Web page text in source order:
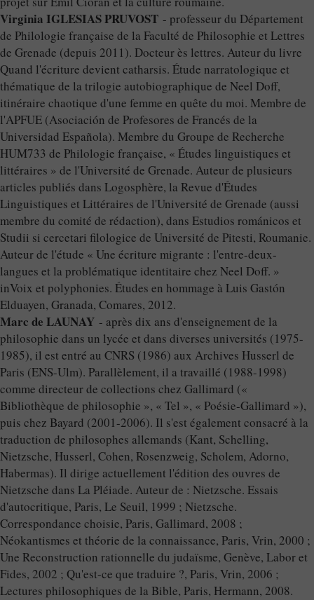
Virginia IGLESIAS PRUVOST - professeur du Département
de Philologie française de la Faculté de Philosophie et Lettres
de Grenade (depuis 2011). Docteur ès lettres. Auteur du livre
Quand l'écriture devient catharsis. Étude narratologique et
thématique de la trilogie autobiographique de Neel Doff,
itinéraire chaotique d'une femme en quête du moi. Membre de
l'APFUE (Asociación de Profesores de Francés de la
Universidad Española). Membre du Groupe de Recherche
HUM733 de Philologie française, « Études linguistiques et
littéraires » de l'Université de Grenade. Auteur de plusieurs
articles publiés dans Logosphère, la Revue d'Études
Linguistiques et Littéraires de l'Université de Grenade (aussi
membre du comité de rédaction), dans Estudios románicos et
Studii si cercetari filologice de Université de Pitesti, Roumanie.
Auteur de l'étude « Une écriture migrante : l'entre-deux-
langues et la problématique identitaire chez Neel Doff. »
inVoix et polyphonies. Études en hommage à Luis Gastón
Elduayen, Granada, Comares, 2012.
Marc de LAUNAY - après dix ans d'enseignement de la
philosophie dans un lycée et dans diverses universités (1975-
1985), il est entré au CNRS (1986) aux Archives Husserl de
Paris (ENS-Ulm). Parallèlement, il a travaillé (1988-1998)
comme directeur de collections chez Gallimard («
Bibliothèque de philosophie », « Tel », « Poésie-Gallimard »),
puis chez Bayard (2001-2006). Il s'est également consacré à la
traduction de philosophes allemands (Kant, Schelling,
Nietzsche, Husserl, Cohen, Rosenzweig, Scholem, Adorno,
Habermas). Il dirige actuellement l'édition des ouvres de
Nietzsche dans La Pléiade. Auteur de : Nietzsche. Essais
d'autocritique, Paris, Le Seuil, 1999 ; Nietzsche.
Correspondance choisie, Paris, Gallimard, 2008 ;
Néokantismes et théorie de la connaissance, Paris, Vrin, 2000 ;
Une Reconstruction rationnelle du judaïsme, Genève, Labor et
Fides, 2002 ; Qu'est-ce que traduire ?, Paris, Vrin, 2006 ;
Lectures philosophiques de la Bible, Paris, Hermann, 2008.